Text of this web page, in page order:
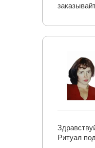
Ритуал